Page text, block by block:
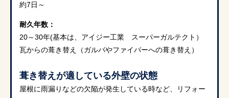
約7日～
耐久年数：
20～30年(基本は、アイジー工業 スーパーガルテクト）
瓦からの葺き替え（ガルバやファイバーへの葺き替え）
葺き替えが適している外壁の状態
屋根に雨漏りなどの欠陥が発生している時など、リフォー